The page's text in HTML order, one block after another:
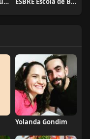
Yolanda Gondim